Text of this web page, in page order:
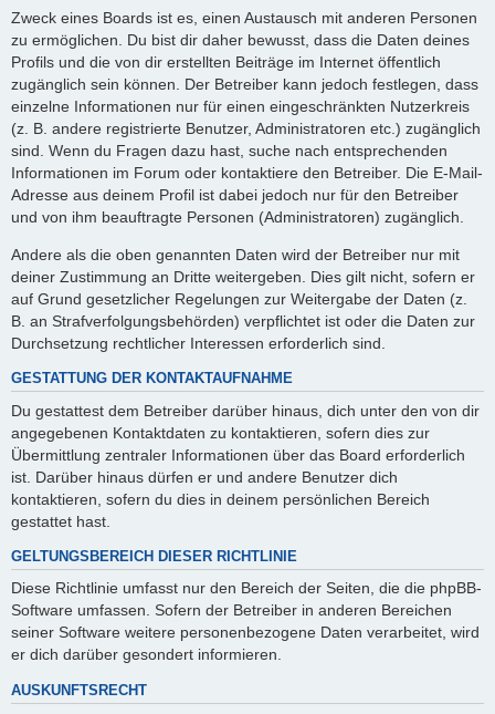
Zweck eines Boards ist es, einen Austausch mit anderen Personen
zu ermöglichen. Du bist dir daher bewusst, dass die Daten deines
Profils und die von dir erstellten Beiträge im Internet öffentlich
zugänglich sein können. Der Betreiber kann jedoch festlegen, dass
einzelne Informationen nur für einen eingeschränkten Nutzerkreis
(z. B. andere registrierte Benutzer, Administratoren etc.) zugänglich
sind. Wenn du Fragen dazu hast, suche nach entsprechenden
Informationen im Forum oder kontaktiere den Betreiber. Die E-Mail-
Adresse aus deinem Profil ist dabei jedoch nur für den Betreiber
und von ihm beauftragte Personen (Administratoren) zugänglich.
Andere als die oben genannten Daten wird der Betreiber nur mit
deiner Zustimmung an Dritte weitergeben. Dies gilt nicht, sofern er
auf Grund gesetzlicher Regelungen zur Weitergabe der Daten (z.
B. an Strafverfolgungsbehörden) verpflichtet ist oder die Daten zur
Durchsetzung rechtlicher Interessen erforderlich sind.
GESTATTUNG DER KONTAKTAUFNAHME
Du gestattest dem Betreiber darüber hinaus, dich unter den von dir
angegebenen Kontaktdaten zu kontaktieren, sofern dies zur
Übermittlung zentraler Informationen über das Board erforderlich
ist. Darüber hinaus dürfen er und andere Benutzer dich
kontaktieren, sofern du dies in deinem persönlichen Bereich
gestattet hast.
GELTUNGSBEREICH DIESER RICHTLINIE
Diese Richtlinie umfasst nur den Bereich der Seiten, die die phpBB-
Software umfassen. Sofern der Betreiber in anderen Bereichen
seiner Software weitere personenbezogene Daten verarbeitet, wird
er dich darüber gesondert informieren.
AUSKUNFTSRECHT